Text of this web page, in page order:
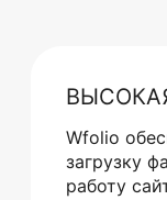
Wfolio
загрузку
работу